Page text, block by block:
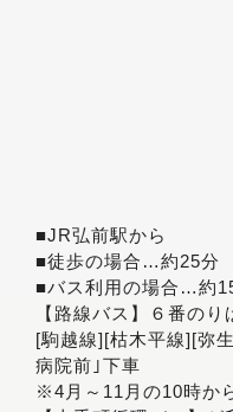
■JR弘前駅から
■徒歩の場合…約25分
■バス利用の場合…約
【路線バス】６番のり
[駒越線][枯木平線][弥
病院前｣下車
※4月～11月の10時か